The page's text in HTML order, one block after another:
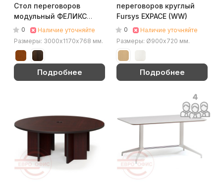
Стол переговоров
модульный ФЕЛИКС
Версаль (Орех Орвието)
0
Наличие уточняйте
Размеры: 3000х1170х768 мм.
Подробнее
переговоров круглый
Fursys EXPACE (WW)
0
Наличие уточняйте
Размеры: Ø900х720 мм.
Подробнее